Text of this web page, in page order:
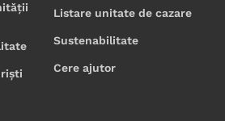
Listare unitate de cazare
Sustenabilitate
Cere ajutor